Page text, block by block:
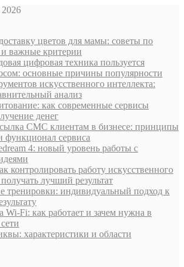
цветов для мамы: советы по
и важные критерии
цифровая техника пользуется
основные причины популярности
искусственного интеллекта:
анализ
как современные сервисы
денег
СМС клиентам в бизнесе: принципы
функционал сервиса
4: новый уровень работы с
контролировать работу искусственного
лучший результат
тренировки: индивидуальный подход к
Wi-Fi: как работает и зачем нужна в
характеристики и области